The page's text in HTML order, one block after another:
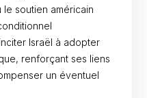
soutien américain
Israël à adopter
renforçant ses liens
un éventuel